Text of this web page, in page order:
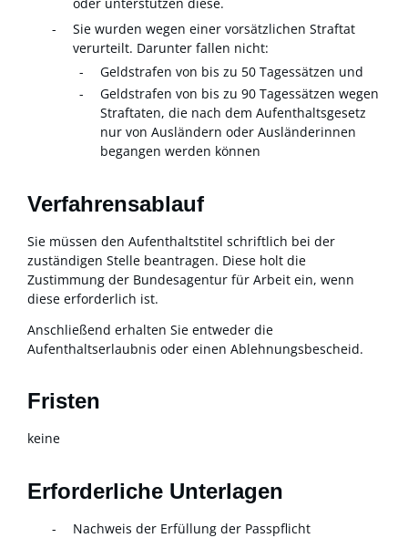
Sie wurden wegen einer vorsätzlichen Straftat
verurteilt. Darunter fallen nicht:
Geldstrafen von bis zu 50 Tagessätzen und
Geldstrafen von bis zu 90 Tagessätzen wegen
Straftaten, die nach dem Aufenthaltsgesetz
nur von Ausländern oder Ausländerinnen
begangen werden können
Verfahrensablauf
Sie müssen den Aufenthaltstitel schriftlich bei der
zuständigen Stelle beantragen. Diese holt die
Zustimmung der Bundesagentur für Arbeit ein, wenn
diese erforderlich ist.
Anschließend erhalten Sie entweder die
Aufenthaltserlaubnis oder einen Ablehnungsbescheid.
Fristen
keine
Erforderliche Unterlagen
Nachweis der Erfüllung der Passpflicht